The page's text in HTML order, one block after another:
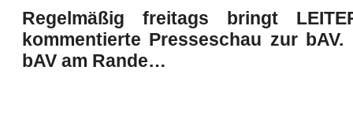
Regelmäßig freitags bringt
kommentierte Presseschau zur bAV.
bAV am Rande…